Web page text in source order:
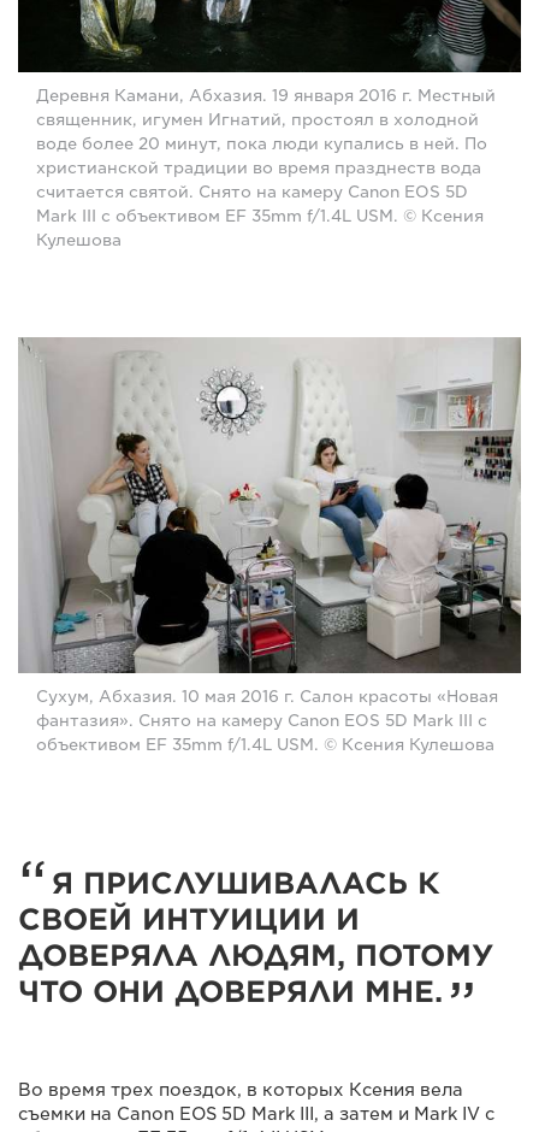
Деревня Камани, Абхазия. 19 января 2016 г. Местный
священник, игумен Игнатий, простоял в холодной
воде более 20 минут, пока люди купались в ней. По
христианской традиции во время празднеств вода
считается святой. Снято на камеру Canon EOS 5D
Mark III с объективом EF 35mm f/1.4L USM. © Ксения
Кулешова
Сухум, Абхазия. 10 мая 2016 г. Салон красоты «Новая
фантазия». Снято на камеру Canon EOS 5D Mark III с
объективом EF 35mm f/1.4L USM. © Ксения Кулешова
Я ПРИСЛУШИВАЛАСЬ К
СВОЕЙ ИНТУИЦИИ И
ДОВЕРЯЛА ЛЮДЯМ, ПОТОМУ
ЧТО ОНИ ДОВЕРЯЛИ МНЕ.
Во время трех поездок, в которых Ксения вела
съемки на Canon EOS 5D Mark III, а затем и Mark IV с